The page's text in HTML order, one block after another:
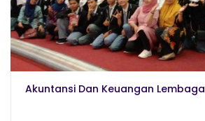
Akuntansi Dan Keuangan Lembaga